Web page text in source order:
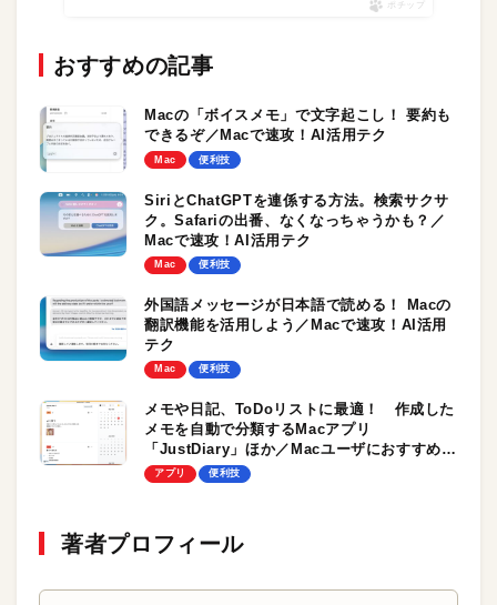
ポチップ
おすすめの記事
Macの「ボイスメモ」で文字起こし！ 要約も
できるぞ／Macで速攻！AI活用テク
Mac 便利技
SiriとChatGPTを連係する方法。検索サクサ
ク。Safariの出番、なくなっちゃうかも？／
Macで速攻！AI活用テク
Mac 便利技
外国語メッセージが日本語で読める！ Macの
翻訳機能を活用しよう／Macで速攻！AI活用
テク
Mac 便利技
メモや日記、ToDoリストに最適！ 作成した
メモを自動で分類するMacアプリ
「JustDiary」ほか／Macユーザにおすすめ
「メモ」関連アプリ4選！
アプリ 便利技
著者プロフィール